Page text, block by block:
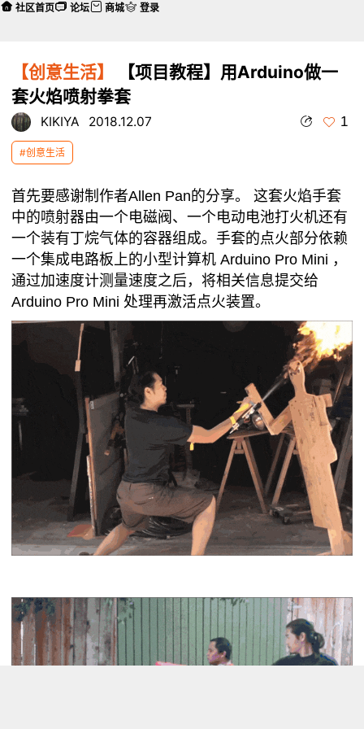
【创意生活】
【项目教程】用Arduino做一
套火焰喷射拳套
KIKIYA 2018.12.07 1
#创意生活
首先要感谢制作者Allen Pan的分享。 这套火焰手套
中的喷射器由一个电磁阀、一个电动电池打火机还有
一个装有丁烷气体的容器组成。手套的点火部分依赖
一个集成电路板上的小型计算机 Arduino Pro Mini ，
通过加速度计测量速度之后，将相关信息提交给
Arduino Pro Mini 处理再激活点火装置。
社区首页 论坛 商城 登录